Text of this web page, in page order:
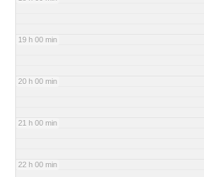
19 h 00 min
20 h 00 min
21 h 00 min
22 h 00 min